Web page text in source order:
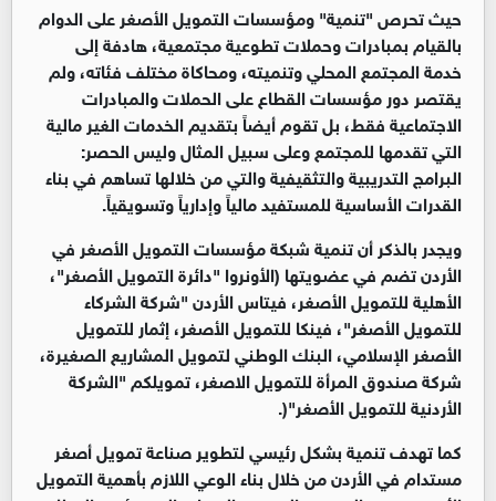
حيث تحرص "تنمية" ومؤسسات التمويل الأصغر على الدوام
بالقيام بمبادرات وحملات تطوعية مجتمعية، هادفة إلى
خدمة المجتمع المحلي وتنميته، ومحاكاة مختلف فئاته، ولم
يقتصر دور مؤسسات القطاع على الحملات والمبادرات
الاجتماعية فقط، بل تقوم أيضاً بتقديم الخدمات الغير مالية
التي تقدمها للمجتمع وعلى سبيل المثال وليس الحصر:
البرامج التدريبية والتثقيفية والتي من خلالها تساهم في بناء
القدرات الأساسية للمستفيد مالياً وإدارياً وتسويقياً.
ويجدر بالذكر أن تنمية شبكة مؤسسات التمويل الأصغر في
الأردن تضم في عضويتها (الأونروا "دائرة التمويل الأصغر"،
الأهلية للتمويل الأصغر، فيتاس الأردن "شركة الشركاء
للتمويل الأصغر"، فينكا للتمويل الأصغر، إثمار للتمويل
الأصغر الإسلامي، البنك الوطني لتمويل المشاريع الصغيرة،
شركة صندوق المرأة للتمويل الاصغر، تمويلكم "الشركة
الأردنية للتمويل الأصغر"(.
كما تهدف تنمية بشكل رئيسي لتطوير صناعة تمويل أصغر
مستدام في الأردن من خلال بناء الوعي اللازم بأهمية التمويل